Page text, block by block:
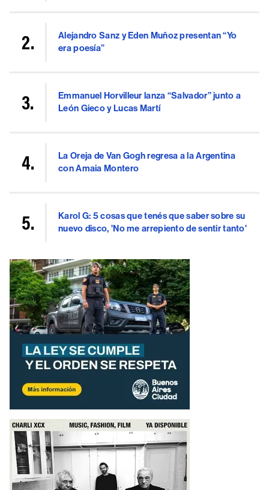
Alejandro Sanz y Eden Muñoz presentan “Yo
era poesía”
Emmanuel Horvilleur lanza “Salvador” junto a
León Gieco y Lucas Martí
La Oreja de Van Gogh regresa a la Argentina
con Amaia Montero
Karol G: 5 cosas que tenés que saber sobre su
nuevo disco, 'No me arrepiento de sentir tanto'